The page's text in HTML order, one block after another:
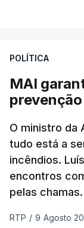
Mehr na rede
israelita, que
de que o líder
crítico na
último dia de
ayatollah Ali
família.
As imagens
será uma aula
POLÍTICA
MAI
O ministro da
tudo está a
incêndios.
encontros
pelas chamas.
RTP / 9 Agosto